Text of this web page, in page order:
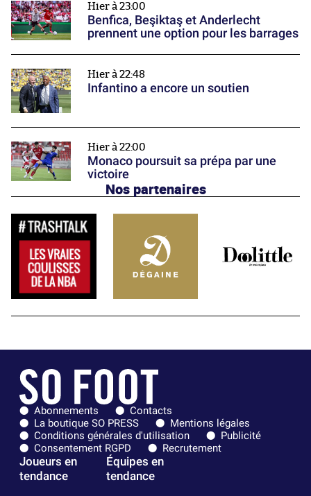
Hier à 23:00
Benfica, Beşiktaş et Anderlecht
prennent une option pour les barrages
Hier à 22:48
Infantino a encore un soutien
Hier à 22:00
Monaco poursuit sa prépa par une
victoire
Nos partenaires
Abonnements
Contacts
La boutique SO PRESS
Mentions légales
Conditions générales d'utilisation
Publicité
Consentement RGPD
Recrutement
Joueurs en
tendance
Équipes en
tendance